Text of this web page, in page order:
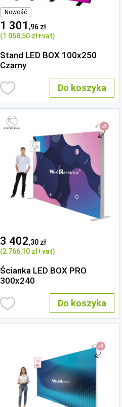
Nowość
1 301 ,96 zł
(1 058,50 zł+vat)
Stand LED BOX 100x250
Czarny
Do koszyka
3 402,30 zł
(2 766,10 zł+vat)
Ścianka LED BOX PRO
300x240
Do koszyka